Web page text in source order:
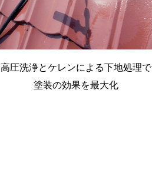
高圧洗浄とケレンによる下地処理で
塗装の効果を最大化